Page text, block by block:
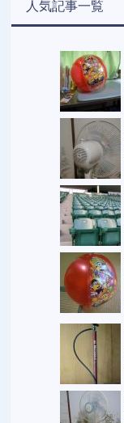
人気記事一覧